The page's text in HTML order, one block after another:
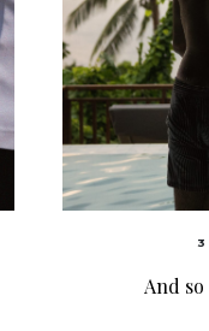
And so